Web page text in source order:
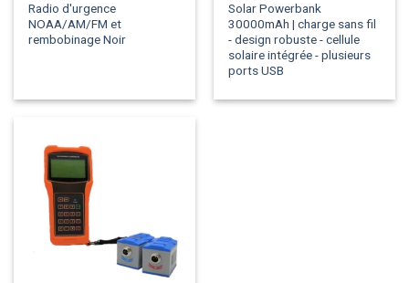
Radio d'urgence
NOAA/AM/FM et
rembobinage Noir
Solar Powerbank
30000mAh | charge sans fil
- design robuste - cellule
solaire intégrée - plusieurs
ports USB